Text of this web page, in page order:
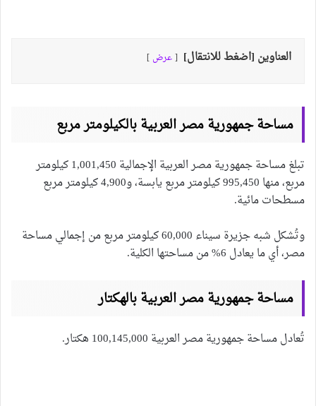
العناوين [اضغط للانتقال] عرض
مساحة جمهورية مصر العربية بالكيلومتر مربع
تبلغ مساحة جمهورية مصر العربية الإجمالية 1,001,450 كيلومتر
مربع، منها 995,450 كيلومتر مربع يابسة، و4,900 كيلومتر مربع
مسطحات مائية.
وتُشكل شبه جزيرة سيناء 60,000 كيلومتر مربع من إجمالي مساحة
مصر، أي ما يعادل 6% من مساحتها الكلية.
مساحة جمهورية مصر العربية بالهكتار
تُعادل مساحة جمهورية مصر العربية 100,145,000 هكتار.